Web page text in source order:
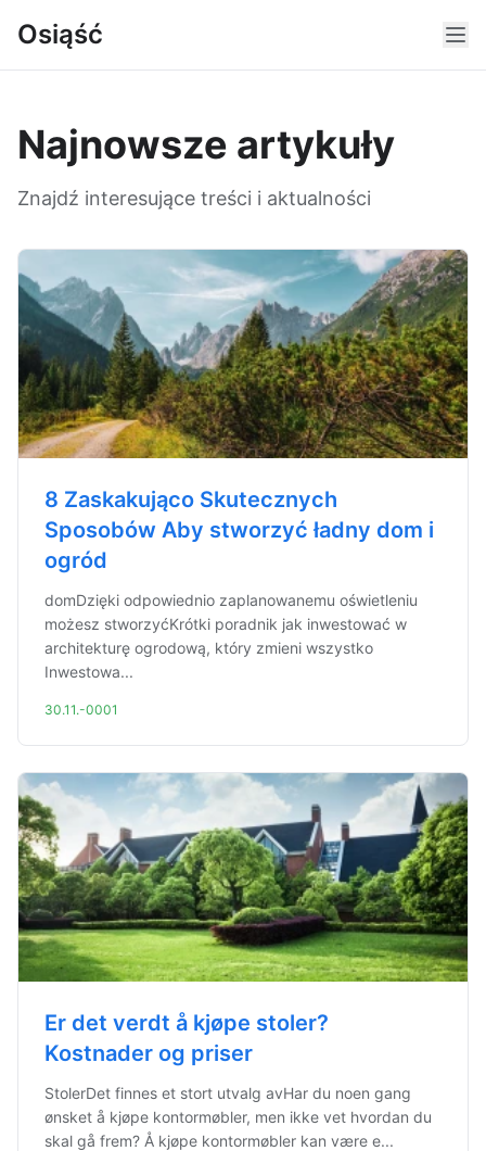
Osiąść
Najnowsze artykuły
Znajdź interesujące treści i aktualności
8 Zaskakująco Skutecznych
Sposobów Aby stworzyć ładny dom i
ogród
domDzięki odpowiednio zaplanowanemu oświetleniu
możesz stworzyćKrótki poradnik jak inwestować w
architekturę ogrodową, który zmieni wszystko
Inwestowa...
30.11.-0001
Er det verdt å kjøpe stoler?
Kostnader og priser
StolerDet finnes et stort utvalg avHar du noen gang
ønsket å kjøpe kontormøbler, men ikke vet hvordan du
skal gå frem? Å kjøpe kontormøbler kan være e...